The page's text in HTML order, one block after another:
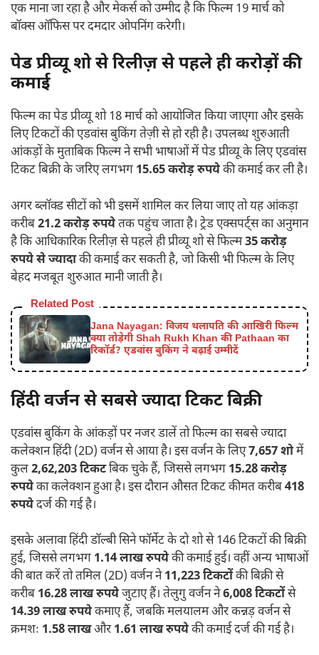
एक माना जा रहा है और मेकर्स को उम्मीद है कि फिल्म 19 मार्च को
बॉक्स ऑफिस पर दमदार ओपनिंग करेगी।
पेड प्रीव्यू शो से रिलीज़ से पहले ही करोड़ों की
कमाई
फिल्म का पेड प्रीव्यू शो 18 मार्च को आयोजित किया जाएगा और इसके
लिए टिकटों की एडवांस बुकिंग तेज़ी से हो रही है। उपलब्ध शुरुआती
आंकड़ों के मुताबिक फिल्म ने सभी भाषाओं में पेड प्रीव्यू के लिए एडवांस
टिकट बिक्री के जरिए लगभग 15.65 करोड़ रुपयेकी कमाई कर ली है।
अगर ब्लॉक्ड सीटों को भी इसमें शामिल कर लिया जाए तो यह आंकड़ा
करीब21.2 करोड़ रुपयेतक पहुंच जाता है। ट्रेड एक्सपर्ट्स का अनुमान
है कि आधिकारिक रिलीज़ से पहले ही प्रीव्यू शो से फिल्म35 करोड़
रुपये से ज्यादाकी कमाई कर सकती है, जो किसी भी फिल्म के लिए
बेहद मजबूत शुरुआत मानी जाती है।
Related Post
Jana Nayagan: विजय थलापति की आखिरी फिल्म
क्या तोड़ेगी Shah Rukh Khan की Pathaan का
रिकॉर्ड? एडवांस बुकिंग ने बढ़ाई उम्मीदें
हिंदी वर्जन से सबसे ज्यादा टिकट बिक्री
एडवांस बुकिंग के आंकड़ों पर नजर डालें तो फिल्म का सबसे ज्यादा
कलेक्शन हिंदी (2D) वर्जन से आया है। इस वर्जन के लिए7,657 शोमें
कुल2,62,203 टिकटबिक चुके हैं, जिससे लगभग 15.28 करोड़
रुपयेका कलेक्शन हुआ है। इस दौरान औसत टिकट कीमत करीब418
रुपयेदर्ज की गई है।
इसके अलावा हिंदी डॉल्बी सिने फॉर्मेट के दो शो से 146 टिकटों की बिक्री
हुई, जिससे लगभग 1.14 लाख रुपयेकी कमाई हुई। वहीं अन्य भाषाओं
की बात करें तो तमिल (2D) वर्जन ने11,223 टिकटोंकी बिक्री से
करीब 16.28 लाख रुपयेजुटाए हैं। तेलुगु वर्जन ने6,008 टिकटोंसे
14.39 लाख रुपयेकमाए हैं, जबकि मलयालम और कन्नड़ वर्जन से
क्रमशः 1.58 लाखऔर1.61 लाख रुपयेकी कमाई दर्ज की गई है।